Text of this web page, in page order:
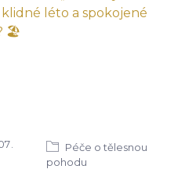
Péče o tělesnou
pohodu